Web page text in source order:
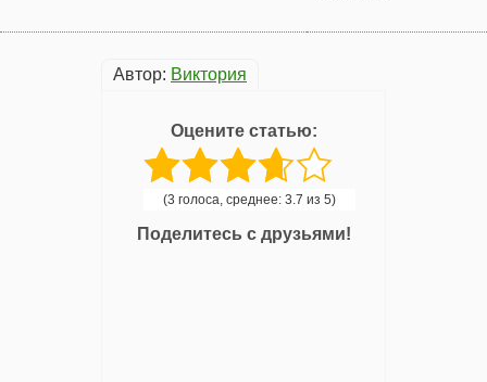
Автор: Виктория
Оцените статью:
(3 голоса, среднее: 3.7 из 5)
Поделитесь с друзьями!